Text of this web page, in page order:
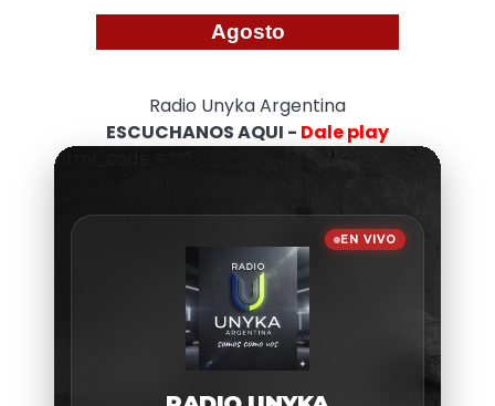
Agosto
Radio Unyka Argentina
ESCUCHANOS AQUI - Dale play